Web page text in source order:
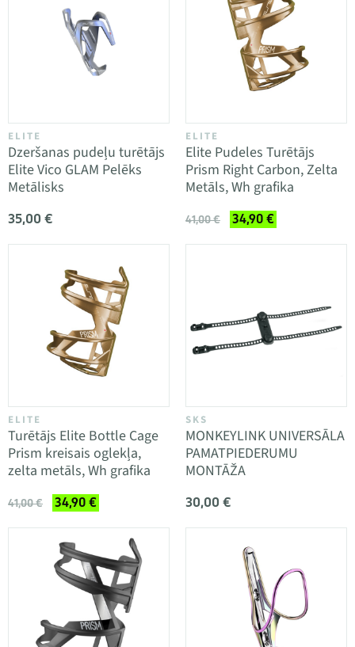
ELITE
Dzeršanas pudeļu turētājs
Elite Vico GLAM Pelēks
Metālisks
35,00 €
ELITE
Elite Pudeles Turētājs
Prism Right Carbon, Zelta
Metāls, Wh grafika
41,00 € 34,90 €
ELITE
Turētājs Elite Bottle Cage
Prism kreisais oglekļa,
zelta metāls, Wh grafika
41,00 € 34,90 €
SKS
MONKEYLINK UNIVERSĀLA
PAMATPIEDERUMU
MONTĀŽA
30,00 €